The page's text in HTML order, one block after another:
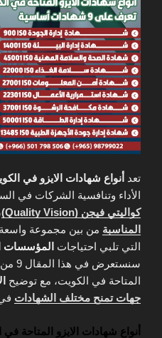
تعد أنواع شهادات الايزو في
الأداء وتنافسية الشركات في
كواليتي فيجن (Quality Vision)
المناسبة من بين مجموعة
التي تلبي احتياجات المؤسسات
سنستعرض في هذا المقال 9 من
المتاحة في الكويت، مع توضيح
جهات تمنح مختلف الشهادات
أنواع شهادات الايزو المتاحة